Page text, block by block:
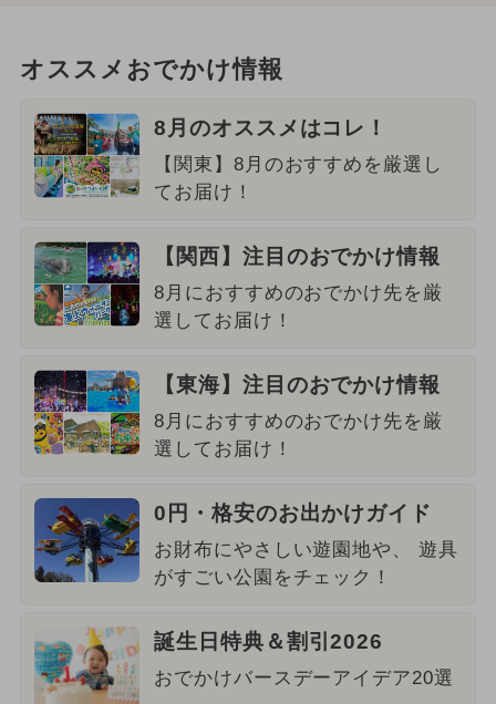
オススメおでかけ情報
8月のオススメはコレ！
【関東】8月のおすすめを厳選し
てお届け！
【関西】注目のおでかけ情報
8月におすすめのおでかけ先を厳
選してお届け！
【東海】注目のおでかけ情報
8月におすすめのおでかけ先を厳
選してお届け！
0円・格安のお出かけガイド
お財布にやさしい遊園地や、 遊具
がすごい公園をチェック！
誕生日特典＆割引2026
おでかけバースデーアイデア20選